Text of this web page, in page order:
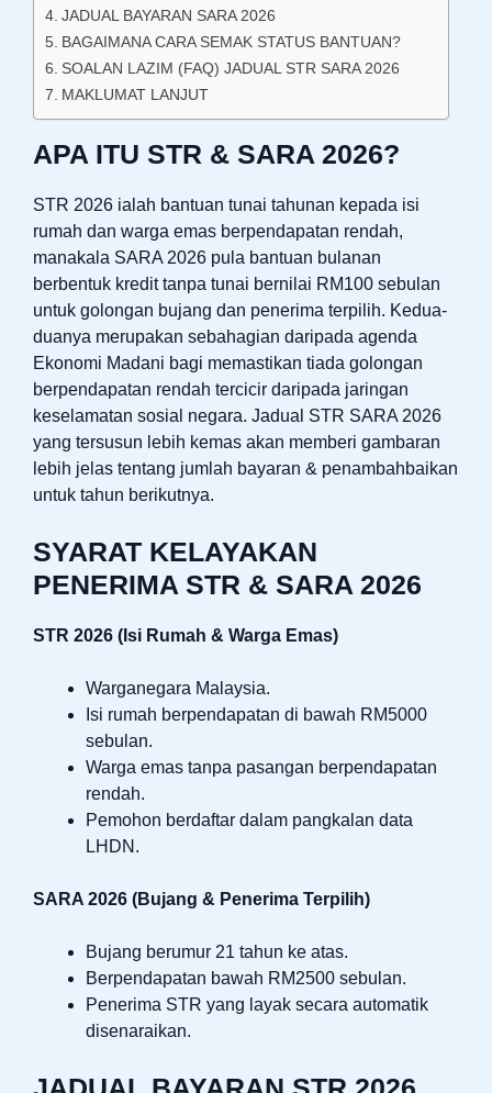
JADUAL BAYARAN SARA 2026
BAGAIMANA CARA SEMAK STATUS BANTUAN?
SOALAN LAZIM (FAQ) JADUAL STR SARA 2026
MAKLUMAT LANJUT
APA ITU STR & SARA 2026?
STR 2026 ialah bantuan tunai tahunan kepada isi
rumah dan warga emas berpendapatan rendah,
manakala SARA 2026 pula bantuan bulanan
berbentuk kredit tanpa tunai bernilai RM100 sebulan
untuk golongan bujang dan penerima terpilih. Kedua-
duanya merupakan sebahagian daripada agenda
Ekonomi Madani bagi memastikan tiada golongan
berpendapatan rendah tercicir daripada jaringan
keselamatan sosial negara. Jadual STR SARA 2026
yang tersusun lebih kemas akan memberi gambaran
lebih jelas tentang jumlah bayaran & penambahbaikan
untuk tahun berikutnya.
SYARAT KELAYAKAN
PENERIMA STR & SARA 2026
STR 2026 (Isi Rumah & Warga Emas)
Warganegara Malaysia.
Isi rumah berpendapatan di bawah RM5000
sebulan.
Warga emas tanpa pasangan berpendapatan
rendah.
Pemohon berdaftar dalam pangkalan data
LHDN.
SARA 2026 (Bujang & Penerima Terpilih)
Bujang berumur 21 tahun ke atas.
Berpendapatan bawah RM2500 sebulan.
Penerima STR yang layak secara automatik
disenaraikan.